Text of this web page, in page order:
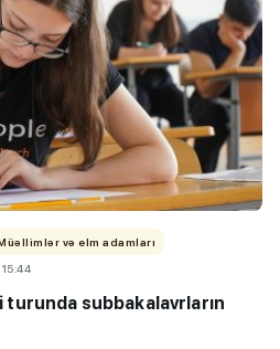
və elm adamları
subbakalavrların